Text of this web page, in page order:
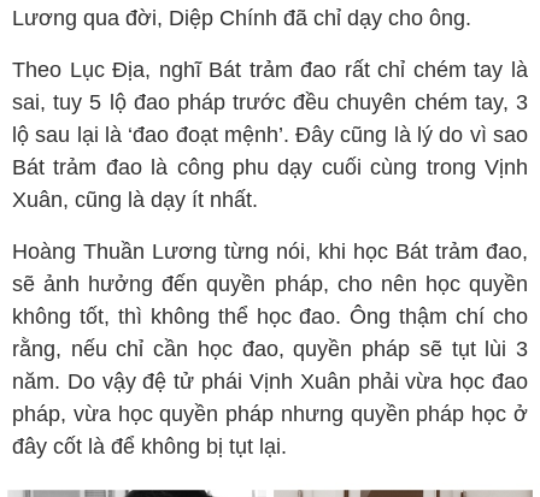
Lương qua đời, Diệp Chính đã chỉ dạy cho ông.
Theo Lục Địa, nghĩ Bát trảm đao rất chỉ chém tay là
sai, tuy 5 lộ đao pháp trước đều chuyên chém tay, 3
lộ sau lại là ‘đao đoạt mệnh’. Đây cũng là lý do vì sao
Bát trảm đao là công phu dạy cuối cùng trong Vịnh
Xuân, cũng là dạy ít nhất.
Hoàng Thuần Lương từng nói, khi học Bát trảm đao,
sẽ ảnh hưởng đến quyền pháp, cho nên học quyền
không tốt, thì không thể học đao. Ông thậm chí cho
rằng, nếu chỉ cần học đao, quyền pháp sẽ tụt lùi 3
năm. Do vậy đệ tử phái Vịnh Xuân phải vừa học đao
pháp, vừa học quyền pháp nhưng quyền pháp học ở
đây cốt là để không bị tụt lại.